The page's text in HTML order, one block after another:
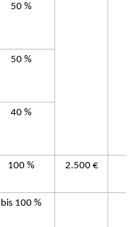
50 %
50 %
40 %
100 % 2.500 €
bis 100 %